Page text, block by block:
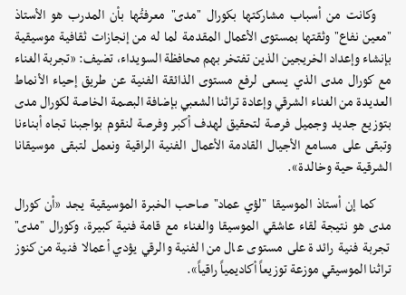
وكانت من أسباب مشاركتها بكورال "مدى" معرفتُها بأن المدرب هو الأستاذ
"معين نفاع" وثقتها بمستوى الأعمال المقدمة لما له من إنجازات ثقافية موسيقية
بإنشاء وإعداد الخريجين الذين تفتخر بهم محافظة السويداء، تضيف: «تجربة الغناء
مع كورال مدى الذي يسعى لرفع مستوى الذائقة الفنية عن طريق إحياء الأنماط
العديدة من الغناء الشرقي وإعادة تراثنا الشعبي بإضافة البصمة الخاصة لكورال مدى
بتوزيع جديد وجميل فرصة لتحقيق لهدف أكبر وفرصة لنقوم بواجبنا تجاه أبناءنا
وتبقى على مسامع الأجيال القادمة الأعمال الفنية الراقية ونعمل لتبقى موسيقانا
الشرقية حية وخالدة».
كما إن أستاذ الموسيقا "لؤي عماد" صاحب الخبرة الموسيقية يجد «أن كورال
مدى هو نتيجة لقاء عاشقي الموسيقا والغناء مع قامة فنية كبيرة، وكورال "مدى"
تجربة فنية رائدة على مستوى عال من الفنية والرقي يؤدي أعمالا فنية من كنوز
تراثنا الموسيقي موزعة توزيعاً أكاديمياً راقياً».